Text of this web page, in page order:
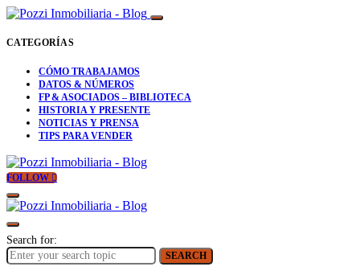
CATEGORÍAS
CÓMO TRABAJAMOS
DATOS & NÚMEROS
FP & ASOCIADOS – BIBLIOTECA
HISTORIA Y PRESENTE
NOTICIAS Y PRENSA
TIPS PARA VENDER
FOLLOW
Search for:
SEARCH